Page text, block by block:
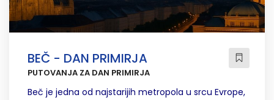
BEČ - DAN PRIMIRJA
PUTOVANJA ZA DAN PRIMIRJA
Beč je jedna od najstarijih metropola u srcu Evrope,